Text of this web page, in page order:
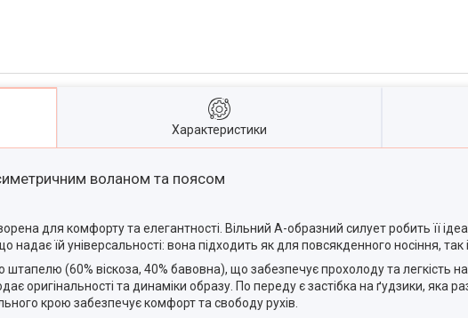
Характеристики
воланом та поясом
для комфорту та елегантності. Вільний А-образний силует робить її
надає їй універсальності: вона підходить як для повсякденного носіння, так
штапелю (60% віскоза, 40% бавовна), що забезпечує прохолоду та легкість
оригінальності та динаміки образу. По переду є застібка на ґудзики, яка
крою забезпечує комфорт та свободу рухів.